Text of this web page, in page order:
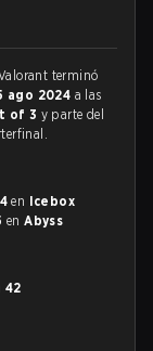
terminó
ago 2024 a las
of 3 y parte del
en Icebox
enAbyss
42